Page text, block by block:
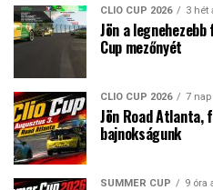
CLIO CUP 2026 3 hét
Jön a
Cup mezőnyét
CLIO CUP 2026 7
Jön Road Atlanta,
bajnokságunk
SUMMER CUP 9 óra